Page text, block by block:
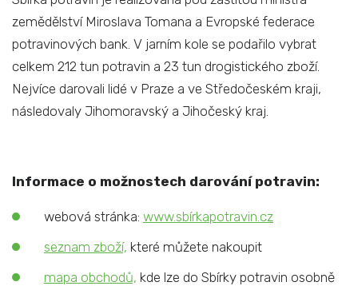
zemědělství Miroslava Tomana a Evropské federace
potravinových bank. V jarním kole se podařilo vybrat
celkem 212 tun potravin a 23 tun drogistického zboží.
Nejvíce darovali lidé v Praze a ve Středočeském kraji,
následovaly Jihomoravský a Jihočeský kraj.
Informace o možnostech darování potravin:
webová stránka: www.sbírkapotravin.cz
seznam zboží, které můžete nakoupit
mapa obchodů, kde lze do Sbírky potravin osobně